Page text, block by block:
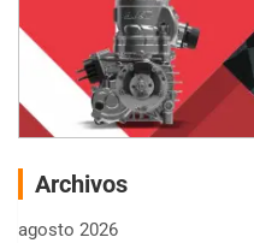
Archivos
agosto 2026